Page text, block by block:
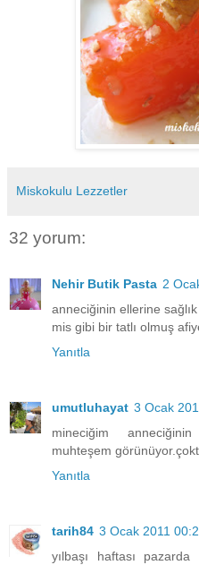
Miskokulu Lezzetler
32 yorum:
Nehir Butik Pasta 2
anneciğinin ellerine sağlık
mis gibi bir tatlı olmuş
Yanıtla
umutluhayat 3 Ocak
mineciğim
muhteşem
Yanıtla
tarih84 3 Ocak 2011
yılbaşı haftası